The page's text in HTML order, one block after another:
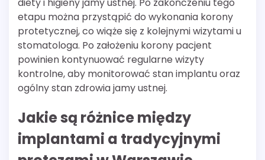
diety i higieny jamy ustnej. Po zakończeniu tego
etapu można przystąpić do wykonania korony
protetycznej, co wiąże się z kolejnymi wizytami u
stomatologa. Po założeniu korony pacjent
powinien kontynuować regularne wizyty
kontrolne, aby monitorować stan implantu oraz
ogólny stan zdrowia jamy ustnej.
Jakie są różnice między
implantami a tradycyjnymi